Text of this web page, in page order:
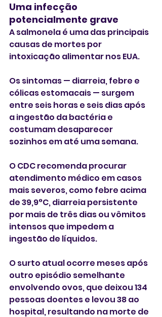
Uma infecção
potencialmente grave
A salmonela é uma das principais
causas de mortes por
intoxicação alimentar nos EUA.
Os sintomas — diarreia, febre e
cólicas estomacais — surgem
entre seis horas e seis dias após
a ingestão da bactéria e
costumam desaparecer
sozinhos em até uma semana.
O CDC recomenda procurar
atendimento médico em casos
mais severos, como febre acima
de 39,9°C, diarreia persistente
por mais de três dias ou vômitos
intensos que impedem a
ingestão de líquidos.
O surto atual ocorre meses após
outro episódio semelhante
envolvendo ovos, que deixou 134
pessoas doentes e levou 38 ao
hospital, resultando na morte de